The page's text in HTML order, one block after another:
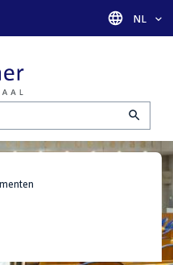
Taal
NL